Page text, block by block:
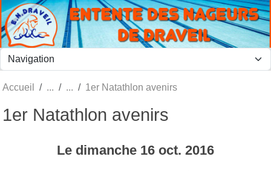
Accueil 1er Natathlon avenirs
1er Natathlon avenirs
Le dimanche 16 oct. 2016
Panneau de gestion des cookies